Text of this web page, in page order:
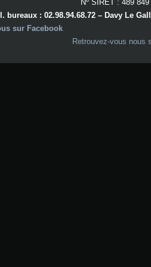
Nº SIRET : 489
bureaux : 02.98.94.68.72 – Davy Le
sur Facebook
Retrouvez-vous nous